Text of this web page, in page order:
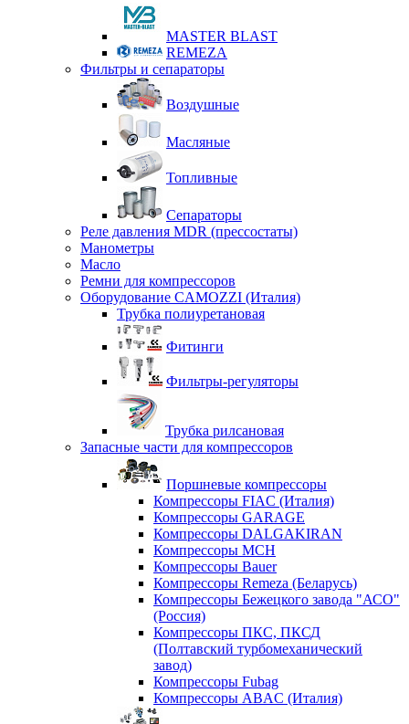
MASTER BLAST
REMEZA
Фильтры и сепараторы
Воздушные
Масляные
Топливные
Сепараторы
Реле давления MDR (прессостаты)
Манометры
Масло
Ремни для компрессоров
Оборудование CAMOZZI (Италия)
Трубка полиуретановая
Фитинги
Фильтры-регуляторы
Трубка рилсановая
Запасные части для компрессоров
Поршневые компрессоры
Компрессоры FIAC (Италия)
Компрессоры GARAGE
Компрессоры DALGAKIRAN
Компрессоры MCH
Компрессоры Bauer
Компрессоры Remeza (Беларусь)
Компрессоры Бежецкого завода "АСО"
(Россия)
Компрессоры ПКС, ПКСД
(Полтавский турбомеханический
завод)
Компрессоры Fubag
Компрессоры ABAC (Италия)